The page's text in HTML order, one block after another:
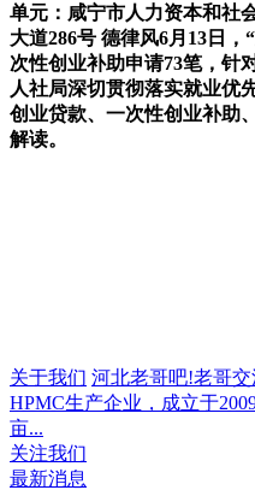
单元：咸宁市人力资本和社
大道286号 德律风6月13日
次性创业补助申请73笔，针
人社局深切贯彻落实就业优
创业贷款、一次性创业补助
解读。
关于我们 河北老哥吧!老哥
HPMC生产企业，成立于
亩...
关注我们
最新消息